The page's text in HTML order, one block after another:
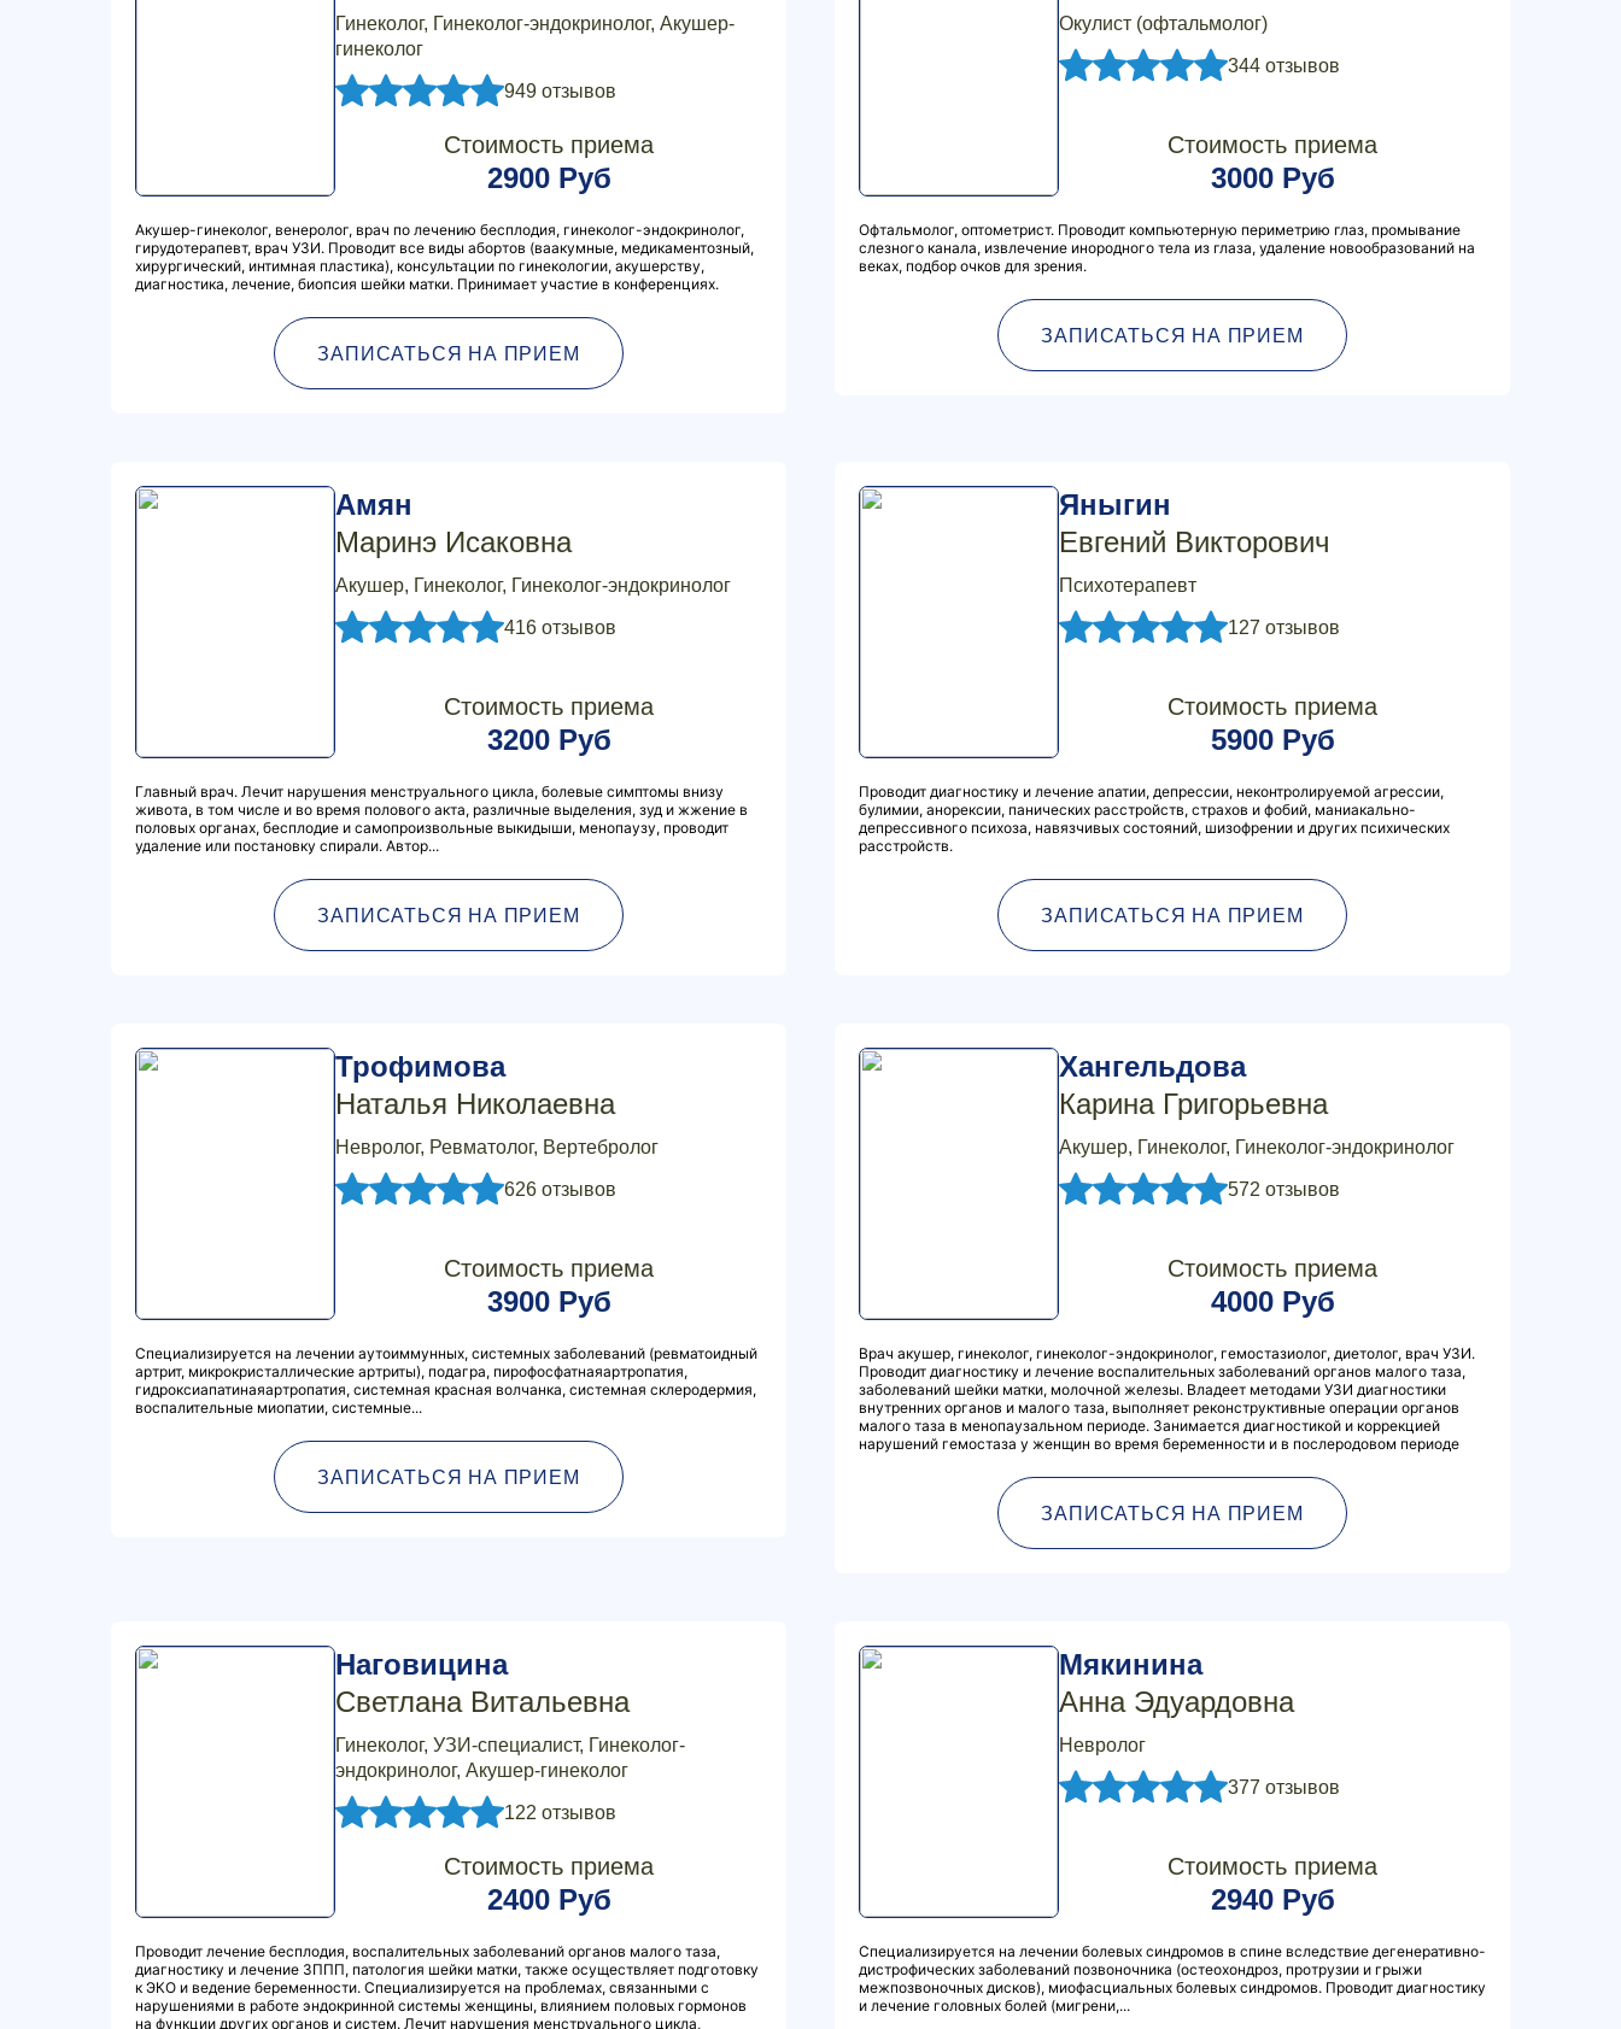
Гинеколог, Гинеколог-эндокринолог, Акушер-
гинеколог
949 отзывов
Стоимость приема
2900 Руб
Акушер-гинеколог, венеролог, врач по лечению бесплодия, гинеколог-эндокринолог,
гирудотерапевт, врач УЗИ. Проводит все виды абортов (ваакумные, медикаментозный,
хирургический, интимная пластика), консультации по гинекологии, акушерству,
диагностика, лечение, биопсия шейки матки. Принимает участие в конференциях.
ЗАПИСАТЬСЯ НА ПРИЕМ
Окулист (офтальмолог)
344 отзывов
Стоимость приема
3000 Руб
Офтальмолог, оптометрист. Проводит компьютерную периметрию глаз, промывание
слезного канала, извлечение инородного тела из глаза, удаление новообразований на
веках, подбор очков для зрения.
ЗАПИСАТЬСЯ НА ПРИЕМ
Амян
Маринэ Исаковна
Акушер, Гинеколог, Гинеколог-эндокринолог
416 отзывов
Стоимость приема
3200 Руб
Главный врач. Лечит нарушения менструального цикла, болевые симптомы внизу
живота, в том числе и во время полового акта, различные выделения, зуд и жжение в
половых органах, бесплодие и самопроизвольные выкидыши, менопаузу, проводит
удаление или постановку спирали. Автор...
ЗАПИСАТЬСЯ НА ПРИЕМ
Яныгин
Евгений Викторович
Психотерапевт
127 отзывов
Стоимость приема
5900 Руб
Проводит диагностику и лечение апатии, депрессии, неконтролируемой агрессии,
булимии, анорексии, панических расстройств, страхов и фобий, маниакально-
депрессивного психоза, навязчивых состояний, шизофрении и других психических
расстройств.
ЗАПИСАТЬСЯ НА ПРИЕМ
Трофимова
Наталья Николаевна
Невролог, Ревматолог, Вертебролог
626 отзывов
Стоимость приема
3900 Руб
Специализируется на лечении аутоиммунных, системных заболеваний (ревматоидный
артрит, микрокристаллические артриты), подагра, пирофосфатнаяартропатия,
гидроксиапатинаяартропатия, системная красная волчанка, системная склеродермия,
воспалительные миопатии, системные...
ЗАПИСАТЬСЯ НА ПРИЕМ
Хангельдова
Карина Григорьевна
Акушер, Гинеколог, Гинеколог-эндокринолог
572 отзывов
Стоимость приема
4000 Руб
Врач акушер, гинеколог, гинеколог-эндокринолог, гемостазиолог, диетолог, врач УЗИ.
Проводит диагностику и лечение воспалительных заболеваний органов малого таза,
заболеваний шейки матки, молочной железы. Владеет методами УЗИ диагностики
внутренних органов и малого таза, выполняет реконструктивные операции органов
малого таза в менопаузальном периоде. Занимается диагностикой и коррекцией
нарушений гемостаза у женщин во время беременности и в послеродовом периоде
ЗАПИСАТЬСЯ НА ПРИЕМ
Наговицина
Светлана Витальевна
Гинеколог, УЗИ-специалист, Гинеколог-
эндокринолог, Акушер-гинеколог
122 отзывов
Стоимость приема
2400 Руб
Проводит лечение бесплодия, воспалительных заболеваний органов малого таза,
диагностику и лечение ЗППП, патология шейки матки, также осуществляет подготовку
к ЭКО и ведение беременности. Специализируется на проблемах, связанными с
нарушениями в работе эндокринной системы женщины, влиянием половых гормонов
на функции других органов и систем. Лечит нарушения менструального цикла,
Мякинина
Анна Эдуардовна
Невролог
377 отзывов
Стоимость приема
2940 Руб
Специализируется на лечении болевых синдромов в спине вследствие дегенеративно-
дистрофических заболеваний позвоночника (остеохондроз, протрузии и грыжи
межпозвоночных дисков), миофасциальных болевых синдромов. Проводит диагностику
и лечение головных болей (мигрени,...